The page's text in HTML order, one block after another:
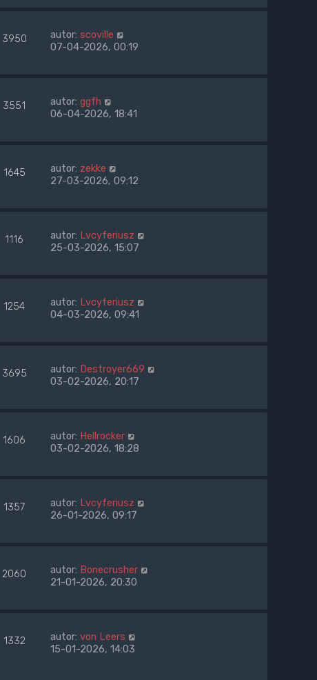
3950 autor: scoville
07-04-2026, 00:19
3551 autor: ggfh
06-04-2026, 18:41
1645 autor: zekke
27-03-2026, 09:12
1116 autor: Lvcyferiusz
25-03-2026, 15:07
1254 autor: Lvcyferiusz
04-03-2026, 09:41
3695 autor: Destroyer669
03-02-2026, 20:17
1606 autor: Hellrocker
03-02-2026, 18:28
1357 autor: Lvcyferiusz
26-01-2026, 09:17
2060 autor: Bonecrusher
21-01-2026, 20:30
1332 autor: von Leers
15-01-2026, 14:03